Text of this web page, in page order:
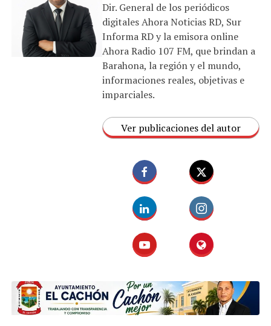
Dir. General de los periódicos
digitales Ahora Noticias RD, Sur
Informa RD y la emisora online
Ahora Radio 107 FM, que brindan a
Barahona, la región y el mundo,
informaciones reales, objetivas e
imparciales.
Ver publicaciones del autor